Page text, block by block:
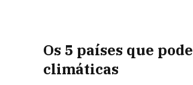
Os 5 países que
climáticas